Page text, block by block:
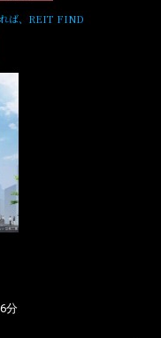
ば、REIT FIND
分